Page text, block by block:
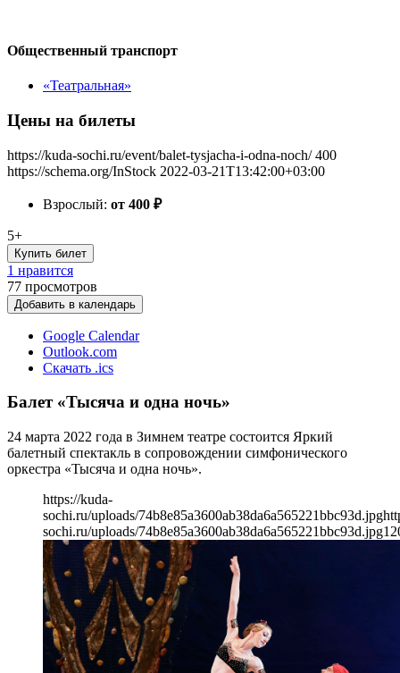
Общественный транспорт
«Театральная»
Цены на билеты
https://kuda-sochi.ru/event/balet-tysjacha-i-odna-noch/ 400
https://schema.org/InStock 2022-03-21T13:42:00+03:00
Взрослый: от 400 ₽
5+
Купить билет
1 нравится
77 просмотров
Добавить в календарь
Google Calendar
Outlook.com
Скачать .ics
Балет «Тысяча и одна ночь»
24 марта 2022 года в Зимнем театре состоится Яркий
балетный спектакль в сопровождении симфонического
оркестра «Тысяча и одна ночь».
https://kuda-
sochi.ru/uploads/74b8e85a3600ab38da6a565221bbc93d.jpg
sochi.ru/uploads/74b8e85a3600ab38da6a565221bbc93d.jpg